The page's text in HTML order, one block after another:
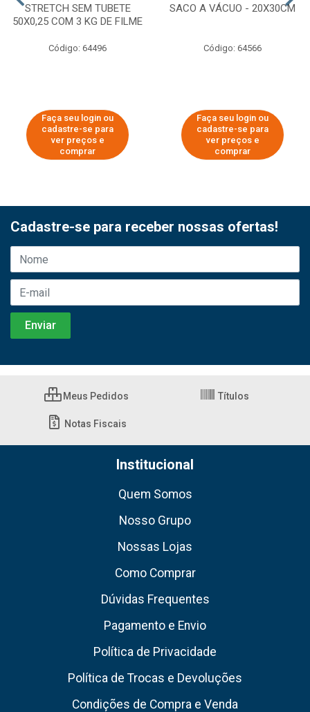
STRETCH SEM TUBETE
50X0,25 COM 3 KG DE FILME
Código: 64496
Faça seu login ou
cadastre-se para
ver preços e
comprar
SACO A VÁCUO - 20X30CM
Código: 64566
Faça seu login ou
cadastre-se para
ver preços e
comprar
Cadastre-se para receber nossas ofertas!
Meus Pedidos Títulos
Notas Fiscais
Institucional
Quem Somos
Nosso Grupo
Nossas Lojas
Como Comprar
Dúvidas Frequentes
Pagamento e Envio
Política de Privacidade
Política de Trocas e Devoluções
Condições de Compra e Venda